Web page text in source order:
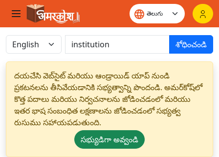
శోధించండి
దయచేసి వెబ్‌సైట్ మరియు ఆండ్రాయిడ్ యాప్ నుండి
ప్రకటనలను తీసివేయడానికి సభ్యత్వాన్ని పొందండి. అమర్‌కోష్‌లో
కొత్త పదాలు మరియు నిర్వచనాలను జోడించడంలో మరియు
ఇతర భాష సంబంధిత లక్షణాలను జోడించడంలో సభ్యత్వ
రుసుము సహాయపడుతుంది.
సభ్యుడిగా అవ్వండి